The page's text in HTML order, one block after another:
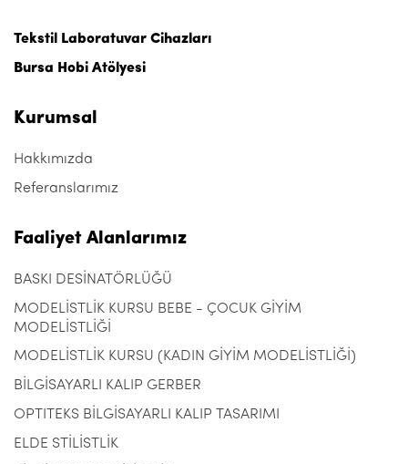
Tekstil Laboratuvar Cihazları
Bursa Hobi Atölyesi
Kurumsal
Hakkımızda
Referanslarımız
Faaliyet Alanlarımız
BASKI DESİNATÖRLÜĞÜ
MODELİSTLİK KURSU BEBE - ÇOCUK GİYİM
MODELİSTLİĞİ
MODELİSTLİK KURSU (KADIN GİYİM MODELİSTLİĞİ)
BİLGİSAYARLI KALIP GERBER
OPTITEKS BİLGİSAYARLI KALIP TASARIMI
ELDE STİLİSTLİK